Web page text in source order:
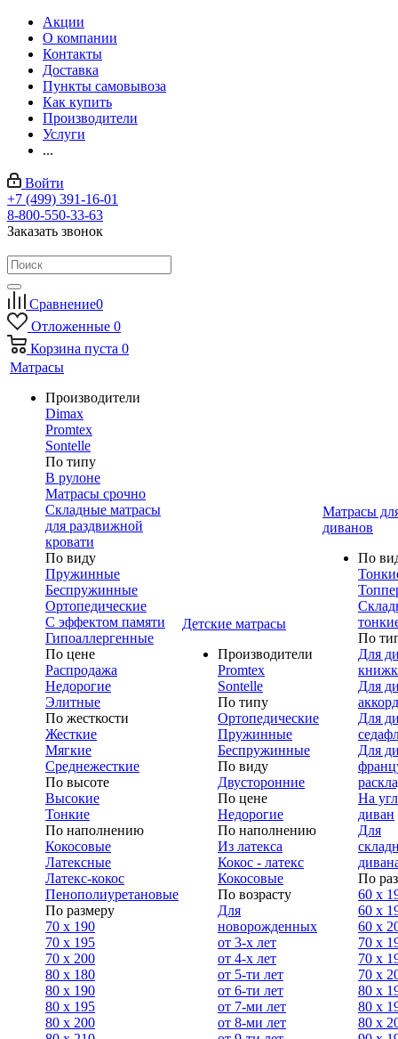
Акции
О компании
Контакты
Доставка
Пункты самовывоза
Как купить
Производители
Услуги
...
Войти
+7 (499) 391-16-01
8-800-550-33-63
Заказать звонок
Сравнение0
Отложенные 0
Корзина пуста 0
Матрасы
Производители
Dimax
Promtex
Sontelle
По типу
В рулоне
Матрасы срочно
Складные матрасы
для раздвижной
кровати
По виду
Пружинные
Беспружинные
Ортопедические
С эффектом памяти
Гипоаллергенные
По цене
Распродажа
Недорогие
Элитные
По жесткости
Жесткие
Мягкие
Среднежесткие
По высоте
Высокие
Тонкие
По наполнению
Кокосовые
Латексные
Латекс-кокос
Пенополиуретановые
По размеру
70 х 190
70 х 195
70 х 200
80 х 180
80 х 190
80 х 195
80 х 200
Детские матрасы
Производители
Promtex
Sontelle
По типу
Ортопедические
Пружинные
Беспружинные
По виду
Двусторонние
По цене
Недорогие
По наполнению
Из латекса
Кокос - латекс
Кокосовые
По возрасту
Для
новорожденных
от 3-х лет
от 4-х лет
от 5-ти лет
от 6-ти лет
от 7-ми лет
от 8-ми лет
Матрасы
диванов
По
По
Для
Для
Для
Для
На
диван
Для
По
60 х
60 х
60 х
70 x
70 х
70 x
80 x
80 x
80 x